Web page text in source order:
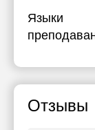
Языки
Отзывы